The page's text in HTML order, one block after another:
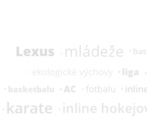
Lexus mládeže
ekologické výchovy liga
basketbalu AC fotbalu
karate inline